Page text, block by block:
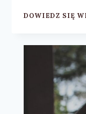
DOWIEDZ SIĘ